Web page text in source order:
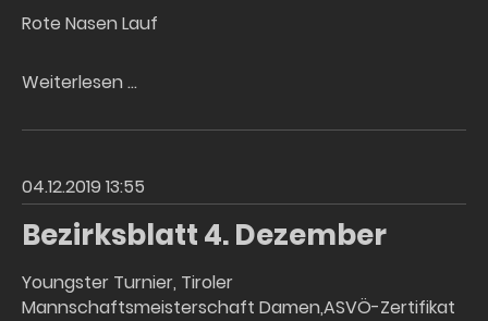
Rote Nasen Lauf
Weiterlesen …
12/2019
04.12.2019 13:55
Bezirksblatt 4. Dezember
Youngster Turnier, Tiroler
Mannschaftsmeisterschaft Damen,ASVÖ-Zertifikat